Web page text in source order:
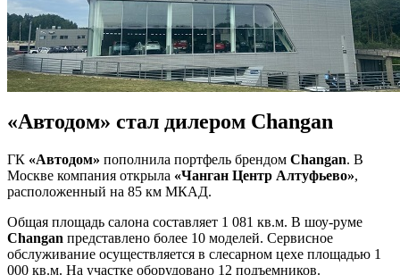
«Автодом» стал дилером Changan
ГК «Автодом» пополнила портфель брендом Changan. В
Москве компания открыла «Чанган Центр Алтуфьево»,
расположенный на 85 км МКАД.
Общая площадь салона составляет 1 081 кв.м. В шоу-руме
Changan представлено более 10 моделей. Сервисное
обслуживание осуществляется в слесарном цехе площадью 1
000 кв.м. На участке оборудовано 12 подъемников.